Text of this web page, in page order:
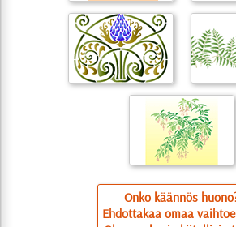
Onko käännös
Ehdottakaa omaa